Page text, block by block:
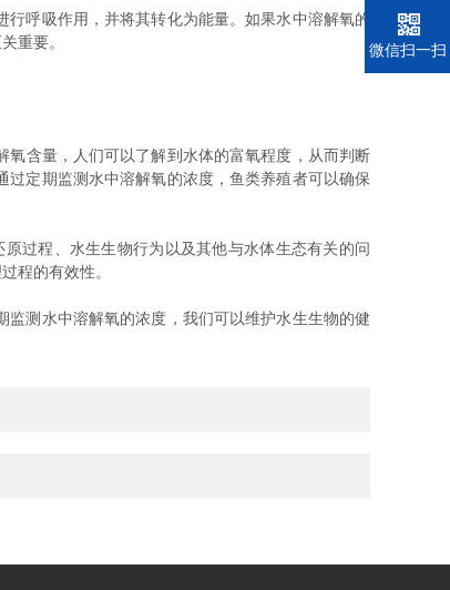
呼吸作用，并将其转化为能量。如果水中溶解氧的
重要。
含量，人们可以了解到水体的富氧程度，从而判断
定期监测水中溶解氧的浓度，鱼类养殖者可以确保
过程、水生生物行为以及其他与水体生态有关的问
程的有效性。
测水中溶解氧的浓度，我们可以维护水生生物的健
电话
微信扫一扫